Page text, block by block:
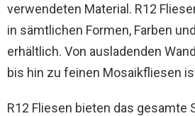
verwendeten Material. R12
in sämtlichen Formen, Farben
erhältlich. Von ausladenden
bis hin zu feinen Mosaikfliesen
R12 Fliesen bieten das gesamte